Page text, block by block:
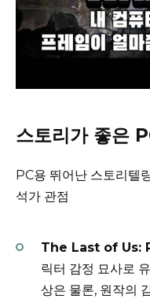
스토리가 좋은
PC용 뛰어난 스토리텔
석가 관점
The Last of Us:
릭터 감정 묘사로
상은 물론, 원작의